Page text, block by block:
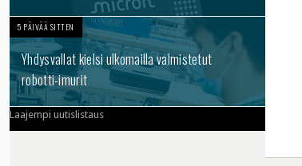
5 PÄIVÄÄ SITTEN
Yhdysvallat kielsi ulkomailla valmistetut
robotti-imurit
Laajempi uutislistaus